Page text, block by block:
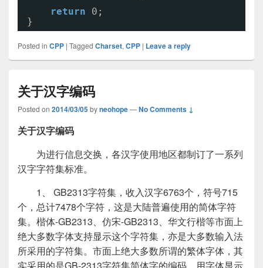
return
0;
}
Posted in CPP | Tagged Charset, CPP | Leave a reply
关于汉字编码
Posted on 2014/03/05byneohope—No Comments ↓
关于汉字编码
为进行信息交换，各汉字使用地区都制订了一系列
汉字字符集标准。
1、 GB2313字符集，收入汉字6763个，符号715
个，总计7478个字符，这是大陆普遍使用的简体字符
集。楷体-GB2313、仿宋-GB2313、华文行楷等市面上
绝大多数字体支持显示这个字符集，亦是大多数输入法
所采用的字符集。市面上绝大多数所谓的繁体字体，其